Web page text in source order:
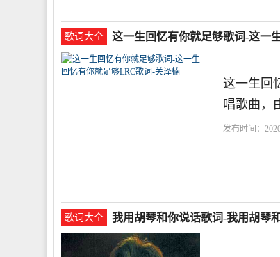
歌词大全 这一生回忆有你就足够歌词-这一
这一生回
唱歌曲，
发布时间：
歌词大全 我用胡琴和你说话歌词-我用胡琴